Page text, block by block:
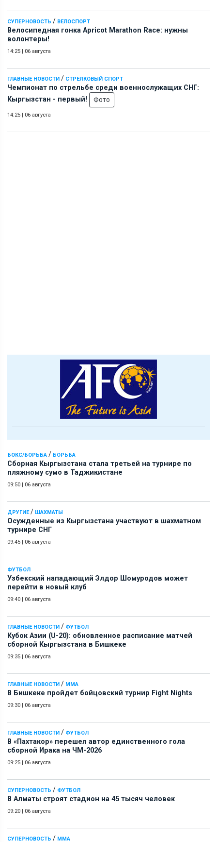
СУПЕРНОВОСТЬ / ВЕЛОСПОРТ
Велосипедная гонка Apricot Marathon Race: нужны
волонтеры!
14:25 | 06 августа
ГЛАВНЫЕ НОВОСТИ / СТРЕЛКОВЫЙ СПОРТ
Чемпионат по стрельбе среди военнослужащих СНГ:
Кыргызстан - первый!
Фото
14:25 | 06 августа
БОКС/БОРЬБА / БОРЬБА
Сборная Кыргызстана стала третьей на турнире по
пляжному сумо в Таджикистане
09:50 | 06 августа
ДРУГИЕ/ ШАХМАТЫ
Осужденные из Кыргызстана участвуют в шахматном
турнире СНГ
09:45 | 06 августа
ФУТБОЛ
Узбекский нападающий Элдор Шомуродов может
перейти в новый клуб
09:40 | 06 августа
ГЛАВНЫЕ НОВОСТИ / ФУТБОЛ
Кубок Азии (U-20): обновленное расписание матчей
сборной Кыргызстана в Бишкеке
09:35 | 06 августа
ГЛАВНЫЕ НОВОСТИ / ММА
В Бишкеке пройдет бойцовский турнир Fight Nights
09:30 | 06 августа
ГЛАВНЫЕ НОВОСТИ / ФУТБОЛ
В «Пахтакор» перешел автор единственного гола
сборной Ирака на ЧМ-2026
09:25 | 06 августа
СУПЕРНОВОСТЬ / ФУТБОЛ
В Алматы строят стадион на 45 тысяч человек
09:20 | 06 августа
СУПЕРНОВОСТЬ / ММА